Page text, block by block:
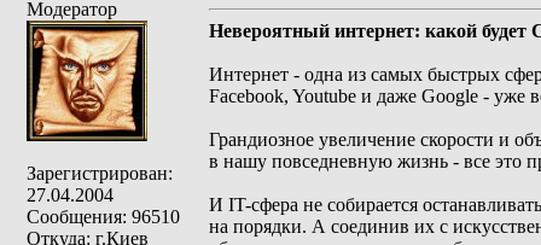
Модератор
Зарегистрирован:
27.04.2004
Сообщения: 96510
Откуда: г.Киев
Невероятный интернет: какой будет
Интернет - одна из самых быстрых
Facebook, Youtube и даже Google - уже
Грандиозное увеличение скорости и
в нашу повседневную жизнь - все это
И IT-сфера не собирается
на порядки. А соединив их с